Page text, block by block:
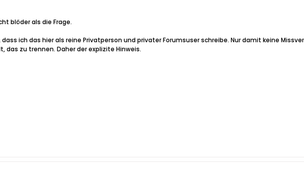
blöder als die Frage.
ich das hier als reine Privatperson und privater Forumsuser schreibe. Nur damit keine
das zu trennen. Daher der explizite Hinweis.